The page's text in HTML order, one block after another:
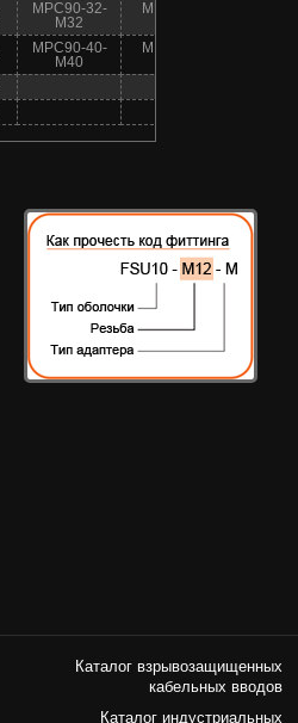
MPC90-32-
M32
MPC90-32-
MPC90-40-
M40
MPC90-40-
Каталог взрывозащищенных
кабельных вводов
Каталог индустриальных